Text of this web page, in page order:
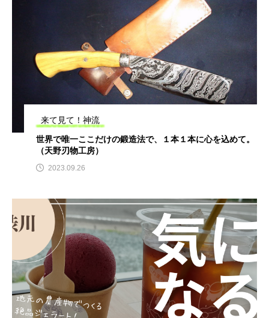
来て見て！神流
世界で唯一ここだけの鍛造法で、１本１本に心を込めて。
（天野刃物工房）
2023.09.26